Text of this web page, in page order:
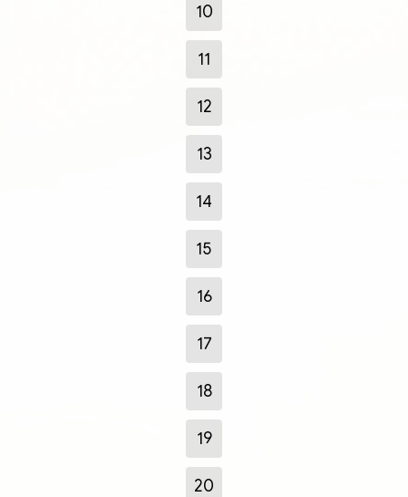
10
11
12
13
14
15
16
17
18
19
20